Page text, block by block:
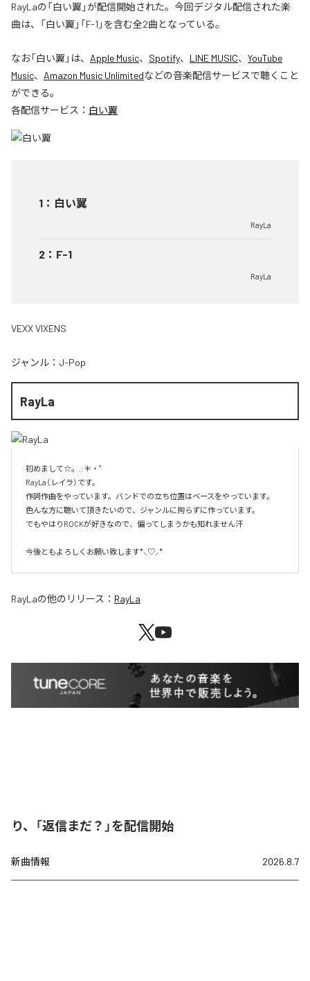
RayLaの「白い翼」が配信開始された。今回デジタル配信された楽
曲は、「白い翼」「F-1」を含む全2曲となっている。
なお「白い翼 」は、 Apple Music、 Spotify、 LINE MUSIC、 YouTube
Music、 Amazon Music Unlimitedなどの音楽配信サービスで聴くこと
ができる。
各配信サービス： 白い翼
1 ： 白い翼
RayLa
2 ： F-1
RayLa
VEXX VIXENS
ジャンル： J-Pop
RayLa
初めまして☆。.:＊・゜
RayLa（レイラ）です。
作詞作曲をやっています。バンドでの立ち位置はベースをやっています。
色んな方に聴いて頂きたいので、ジャンルに拘らずに作っています。
でもやはりROCKが好きなので、偏ってしまうかも知れません汗
今後ともよろしくお願い致します*⸜♡⸝*
RayLaの他のリリース： RayLa
り、「返信まだ？」を配信開始
新曲情報 2026.8.7